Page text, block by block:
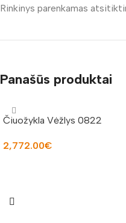
Rinkinys parenkamas
Panašūs produktai
Čiuožykla Vėžlys 0822
2,772.00€